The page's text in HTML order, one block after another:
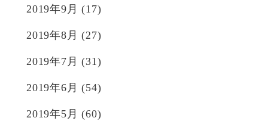
2019年9月 (17)
2019年8月 (27)
2019年7月 (31)
2019年6月 (54)
2019年5月 (60)